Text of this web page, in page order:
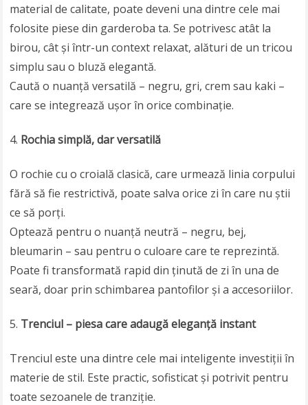
material de calitate, poate deveni una dintre cele mai
folosite piese din garderoba ta. Se potrivesc atât la
birou, cât și într-un context relaxat, alături de un tricou
simplu sau o bluză elegantă.
Caută o nuanță versatilă – negru, gri, crem sau kaki –
care se integrează ușor în orice combinație.
Rochia simplă, dar versatilă
O rochie cu o croială clasică, care urmează linia corpului
fără să fie restrictivă, poate salva orice zi în care nu știi
ce să porți.
Optează pentru o nuanță neutră – negru, bej,
bleumarin – sau pentru o culoare care te reprezintă.
Poate fi transformată rapid din ținută de zi în una de
seară, doar prin schimbarea pantofilor și a accesoriilor.
Trenciul – piesa care adaugă eleganță instant
Trenciul este una dintre cele mai inteligente investiții în
materie de stil. Este practic, sofisticat și potrivit pentru
toate sezoanele de tranziție.